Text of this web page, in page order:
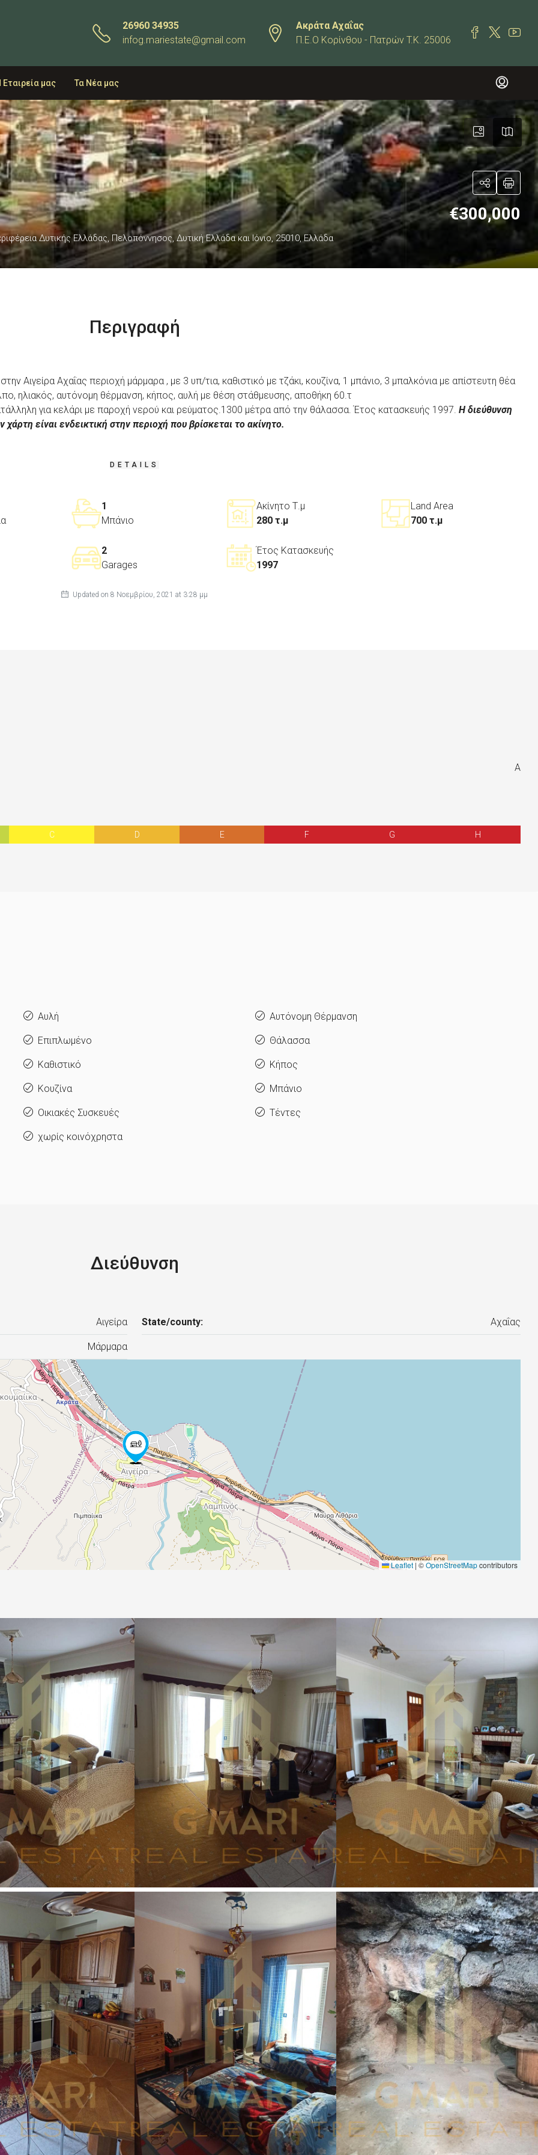
26960 34935
infog.mariestate@gmail.com
Ακράτα Αχαΐας
Π.Ε.Ο Κορίνθου - Πατρών T.K. 25006
Εταιρεία μας Τα Νέα μας
Δυτικής Ελλάδας, Πελοπόννησος, Δυτική Ελλάδα και Ιόνιο, 25010, Ελλάδα
€300,000
Περιγραφή
Αιγείρα Αχαΐας περιοχή μάρμαρα , με 3 υπ/τια, καθιστικό με τζάκι, κουζίνα, 1 μπάνιο, 3 μπαλκόνια με απίστευτη θέα
ηλιακός, αυτόνομη θέρμανση, κήπος, αυλή με θέση στάθμευσης, αποθήκη 60.τ
για κελάρι με παροχή νερού και ρεύματος.1300 μέτρα από την θάλασσα. Έτος κατασκευής 1997. Η διεύθυνση
χάρτη είναι ενδεικτική στην περιοχή που βρίσκεται το ακίνητο.
DETAILS
1
Μπάνιο
Ακίνητο Τ.μ
280 τ.μ
Land Area
700 τ.μ
2
Garages
Έτος Κατασκευής
1997
Updated on 8 Νοεμβρίου, 2021 at 3:28 μμ
A
C D E F G H
Αυλή Αυτόνομη Θέρμανση
Επιπλωμένο Θάλασσα
Καθιστικό Κήπος
Κουζίνα Μπάνιο
Οικιακές Συσκευές Τέντες
χωρίς κοινόχρηστα
Διεύθυνση
Αιγείρα State/county: Αχαΐας
Μάρμαρα
Leaflet| ©OpenStreetMapcontributors